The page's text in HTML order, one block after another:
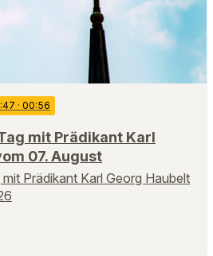
· 00:56
mit Prädikant Karl
07. August
Prädikant Karl Georg Haubelt